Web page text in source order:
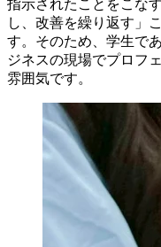
指示されたことをこな
し、改善を繰り返す」
す。そのため、学生で
ジネスの現場でプロフ
雰囲気です。